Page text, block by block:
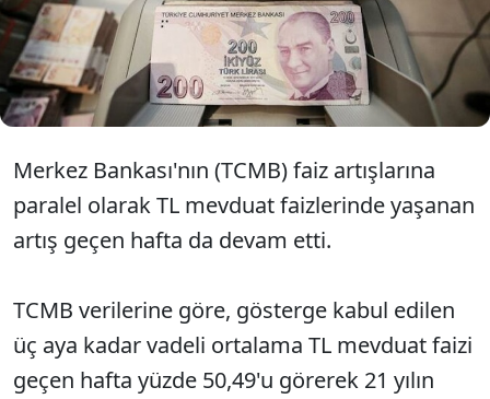
seyrediyor, vergiler ve komisyon eklendiğinde
faiz oranı yüzde 80'lere çıkıyor.
Merkez Bankası'nın (TCMB) faiz artışlarına
paralel olarak TL mevduat faizlerinde yaşanan
artış geçen hafta da devam etti.
TCMB verilerine göre, gösterge kabul edilen
üç aya kadar vadeli ortalama TL mevduat faizi
geçen hafta yüzde 50,49'u görerek 21 yılın